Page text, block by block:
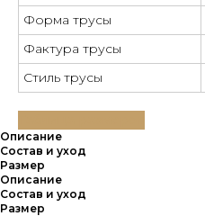
Форма трусы
Фактура трусы
Стиль трусы
Описание
Состав и уход
Размер
Описание
Состав и уход
Размер